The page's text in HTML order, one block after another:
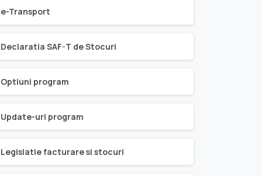
e-Transport
Declaratia SAF-T de Stocuri
Optiuni program
Update-uri program
Legislatie facturare si stocuri